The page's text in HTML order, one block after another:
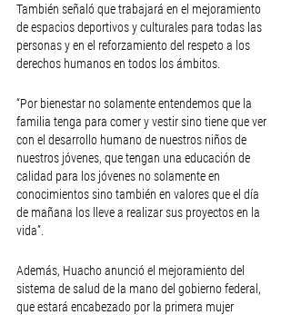
También señaló que trabajará en el mejoramiento
de espacios deportivos y culturales para todas las
personas y en el reforzamiento del respeto a los
derechos humanos en todos los ámbitos.
“Por bienestar no solamente entendemos que la
familia tenga para comer y vestir sino tiene que ver
con el desarrollo humano de nuestros niños de
nuestros jóvenes, que tengan una educación de
calidad para los jóvenes no solamente en
conocimientos sino también en valores que el día
de mañana los lleve a realizar sus proyectos en la
vida”.
Además, Huacho anunció el mejoramiento del
sistema de salud de la mano del gobierno federal,
que estará encabezado por la primera mujer